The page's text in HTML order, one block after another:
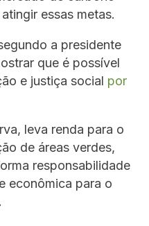
essas metas.
a presidente
que é possível
e justiça social por
leva renda para o
de áreas verdes,
responsabilidade
econômica para o